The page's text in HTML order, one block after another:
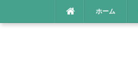
ホーム